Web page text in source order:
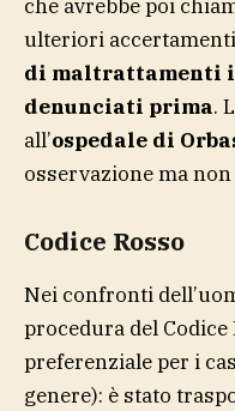
che avrebbe poi
ulteriori
di maltrattamenti
denunciati prima.
all’ospedale di
osservazione ma
Codice Rosso
Nei confronti
procedura del
preferenziale per i
genere): è stato